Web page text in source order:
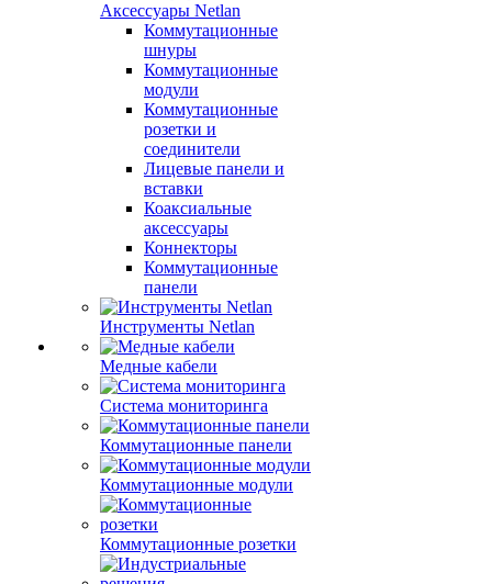
Аксессуары Netlan
Коммутационные
шнуры
Коммутационные
модули
Коммутационные
розетки и
соединители
Лицевые панели и
вставки
Коаксиальные
аксессуары
Коннекторы
Коммутационные
панели
Инструменты Netlan
Медные кабели
Система мониторинга
Коммутационные панели
Коммутационные модули
Коммутационные розетки